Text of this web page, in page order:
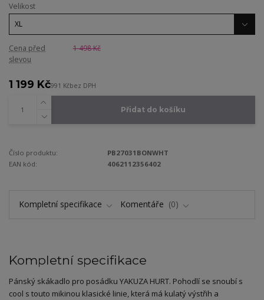
Velikost
Cena před
slevou
1 498 Kč
1 199 Kč991 Kčbez DPH
Přidat do košíku
Číslo produktu:
PB27031BONWHT
EAN kód:
4062112356402
Kompletní specifikace Komentáře 0
Kompletní specifikace
Pánský skákadlo pro posádku YAKUZA HURT. Pohodlí se snoubí s
cool s touto mikinou klasické linie, která má kulatý výstřih a